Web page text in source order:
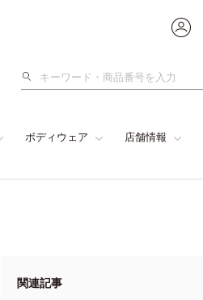
検
ボディウェア 店舗情報
関連記事